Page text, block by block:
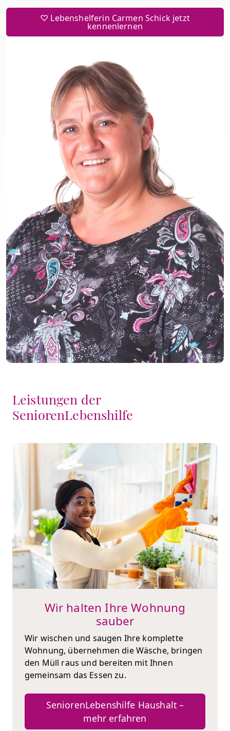
♡ Lebenshelferin Carmen Schick jetzt
kennenlernen
Leistungen der
SeniorenLebenshilfe
Wir halten Ihre Wohnung
sauber
Wir wischen und saugen Ihre komplette
Wohnung, übernehmen die Wäsche, bringen
den Müll raus und bereiten mit Ihnen
gemeinsam das Essen zu.
SeniorenLebenshilfe Haushalt –
mehr erfahren